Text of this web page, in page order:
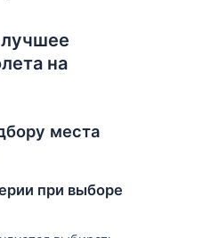
на
места
при выборе